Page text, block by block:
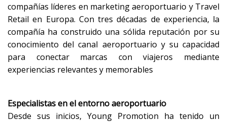
compañías líderes en marketing aeroportuario y Travel
Retail en Europa. Con tres décadas de experiencia, la
compañía ha construido una sólida reputación por su
conocimiento del canal aeroportuario y su capacidad
para conectar marcas con viajeros mediante
experiencias relevantes y memorables
Especialistas en el entorno aeroportuario
Desde sus inicios, Young Promotion ha tenido un